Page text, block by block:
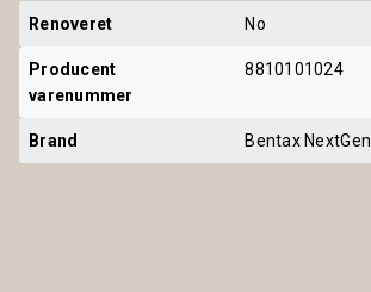
Renoveret No
Producent
varenummer
8810101024
Brand Bentax NextGen